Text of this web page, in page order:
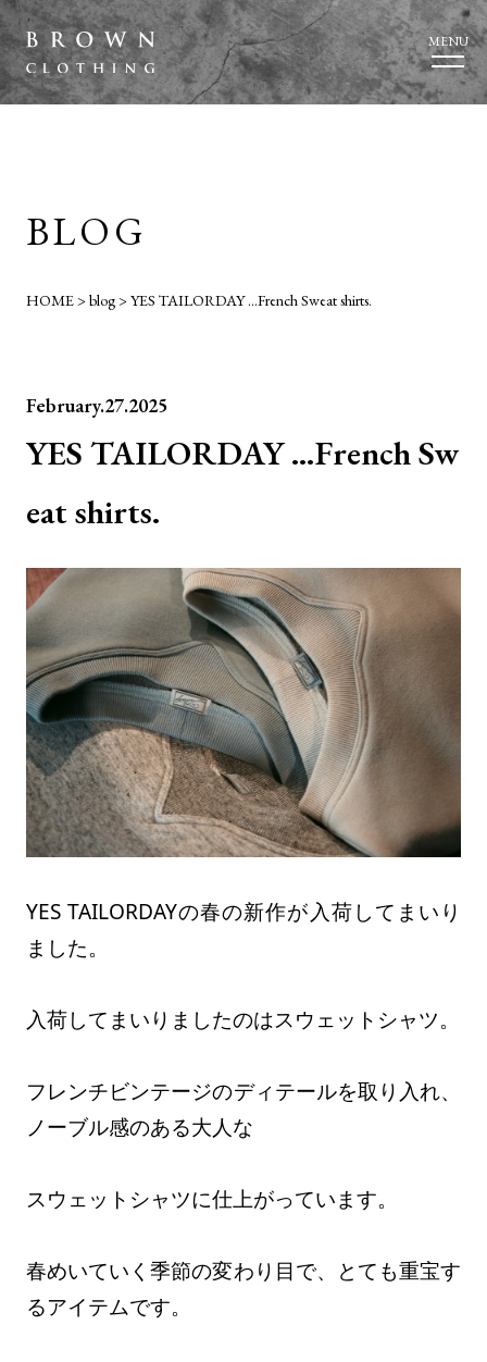
MENU
BLOG
HOME>blog>YES TAILORDAY …French Sweat shirts.
February.27.2025
YES TAILORDAY …French Sw
eat shirts.
YES TAILORDAYの春の新作が入荷してまいり
ました。
入荷してまいりましたのはスウェットシャツ。
フレンチビンテージのディテールを取り入れ、
ノーブル感のある大人な
スウェットシャツに仕上がっています。
春めいていく季節の変わり目で、とても重宝す
るアイテムです。